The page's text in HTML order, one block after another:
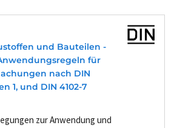
und Bauteilen -
für
nach DIN
1, und DIN 4102-7
zur Anwendung und